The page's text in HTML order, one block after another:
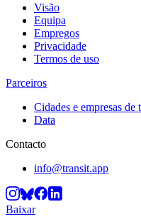
Visão
Equipa
Empregos
Privacidade
Termos de uso
Parceiros
Cidades e empresas de
Data
Contacto
info@transit.app
Baixar